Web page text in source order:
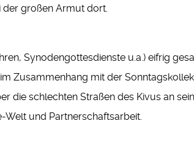
der großen Armut dort.
Synodengottesdienste u.a.) eifrig
Zusammenhang mit der
schlechten Straßen des Kivus an
Welt und Partnerschaftsarbeit.